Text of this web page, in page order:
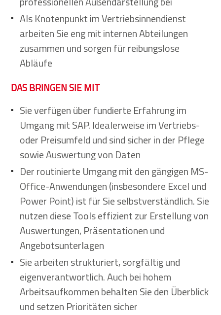
Als Knotenpunkt im Vertriebsinnendienst
arbeiten Sie eng mit internen Abteilungen
zusammen und sorgen für reibungslose
Abläufe
DAS BRINGEN SIE MIT
Sie verfügen über fundierte Erfahrung im
Umgang mit SAP. Idealerweise im Vertriebs-
oder Preisumfeld und sind sicher in der Pflege
sowie Auswertung von Daten
Der routinierte Umgang mit den gängigen MS-
Office-Anwendungen (insbesondere Excel und
Power Point) ist für Sie selbstverständlich. Sie
nutzen diese Tools effizient zur Erstellung von
Auswertungen, Präsentationen und
Angebotsunterlagen
Sie arbeiten strukturiert, sorgfältig und
eigenverantwortlich. Auch bei hohem
Arbeitsaufkommen behalten Sie den Überblick
und setzen Prioritäten sicher